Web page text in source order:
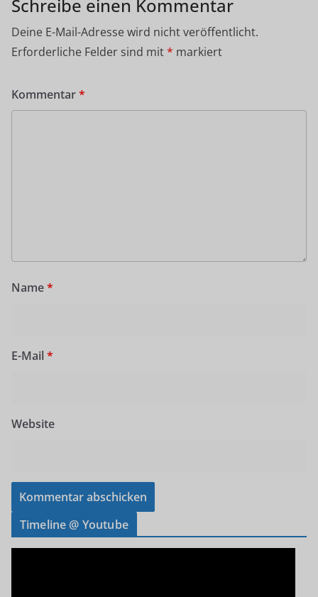
Schreibe einen Kommentar
Deine E-Mail-Adresse wird nicht veröffentlicht.
Erforderliche Felder sind mit* markiert
Kommentar*
Name*
E-Mail *
Website
Timeline @ Youtube